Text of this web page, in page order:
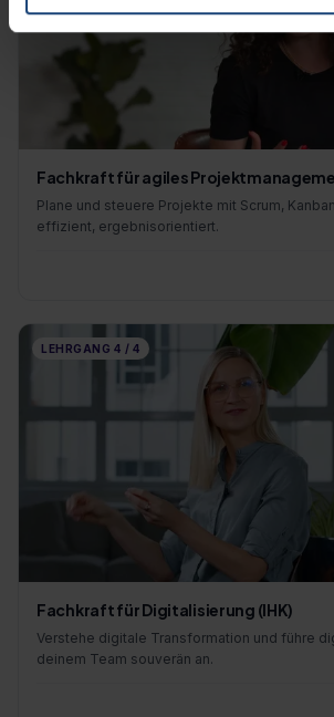
Fachkraft für agiles
Plane und steuere Projekte mit Scrum,
effizient, ergebnisorientiert.
LEHRGANG 4 / 4
Fachkraft für Digitalisierung (IHK)
Verstehe digitale Transformation und führe
deinem Team souverän an.